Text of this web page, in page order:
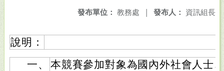
發布人： 資訊組長
發布單位： 教務處 |
說明：
一、
本競賽參加對象為國內外社會人士